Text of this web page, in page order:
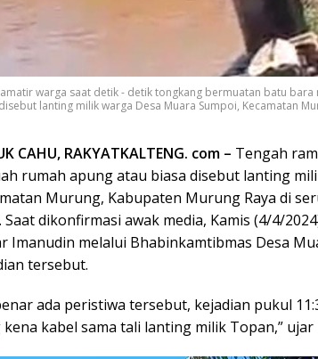
warga saat detik - detik tongkang bermuatan batu bara
lanting milik warga Desa Muara Sumpoi, Kecamatan
CAHU, RAKYATKALTENG. com – Tengah
rumah apung atau biasa disebut lanting
Murung, Kabupaten Murung Raya di
Saat dikonfirmasi awak media, Kamis (4/4/
Imanudin melalui Bhabinkamtibmas Desa
tersebut.
ada peristiwa tersebut, kejadian pukul
kena kabel sama tali lanting milik Topan,” ujar